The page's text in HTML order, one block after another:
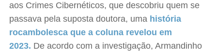
aos Crimes Cibernéticos, que descobriu quem se
passava pela suposta doutora, uma história
rocambolesca que a coluna revelou em
2023. De acordo com a investigação, Armandinho